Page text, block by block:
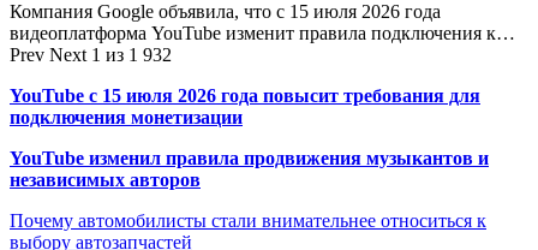
Компания Google объявила, что с 15 июля 2026 года
видеоплатформа YouTube изменит правила подключения к…
Prev Next 1 из 1 932
YouTube с 15 июля 2026 года повысит требования для
подключения монетизации
YouTube изменил правила продвижения музыкантов и
независимых авторов
Почему автомобилисты стали внимательнее относиться к
выбору автозапчастей